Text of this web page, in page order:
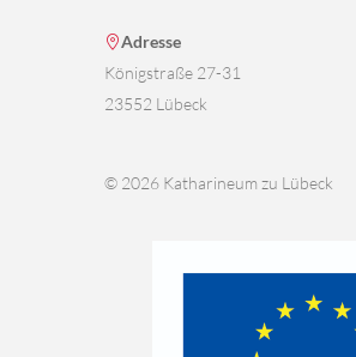
Adresse
Königstraße 27-31
23552 Lübeck
© 2026 Katharineum zu Lübeck